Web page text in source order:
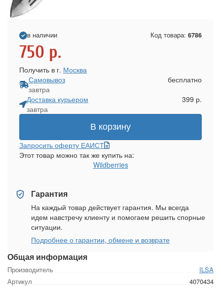
Общая информация
Производитель
ILSA
Артикул
4070434
в наличии Код товара: 6786
750 р.
Получить в г. Москва
Самовывоз
завтра
бесплатно
Доставка курьером
завтра
399 р.
В корзину
Запросить оферту ЕАИСТ
Этот товар можно так же купить на:
Wildberries
Гарантия
На каждый товар действует гарантия. Мы всегда
идем навстречу клиенту и помогаем решить спорные
ситуации.
Подробнее о гарантии, обмене и возврате